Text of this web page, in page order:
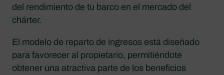
del rendimiento de tu barco en el mercado del
chárter.
El modelo de reparto de ingresos está diseñado
para favorecer al propietario, permitiéndote
obtener una atractiva parte de los beneficios